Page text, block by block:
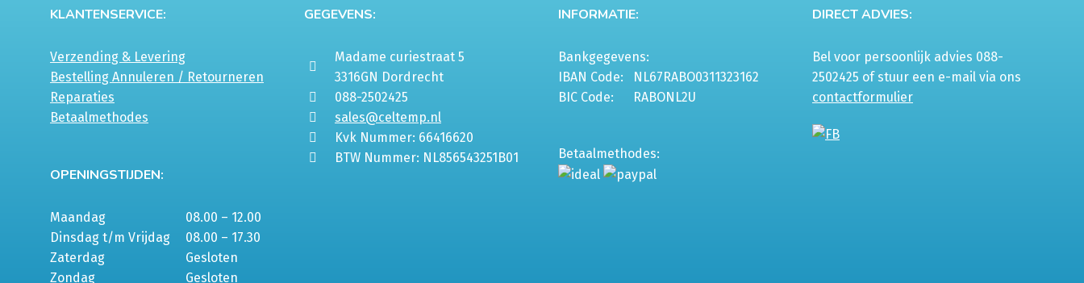
KLANTENSERVICE:
Verzending & Levering
Bestelling Annuleren / Retourneren
Reparaties
Betaalmethodes
OPENINGSTIJDEN:
Maandag
08.00 – 12.00
Dinsdag t/m Vrijdag
08.00 – 17.30
Zaterdag
Gesloten
Zondag
Gesloten
GEGEVENS:
Madame curiestraat 5
3316GN Dordrecht
088-2502425
sales@celtemp.nl
Kvk Nummer: 66416620
BTW Nummer: NL856543251B01
INFORMATIE:
Bankgegevens:
IBAN Code:
NL67RABO0311323162
BIC Code:
RABONL2U
Betaalmethodes:
DIRECT ADVIES:
Bel voor persoonlijk advies 088-
2502425 of stuur een e-mail via ons
contactformulier